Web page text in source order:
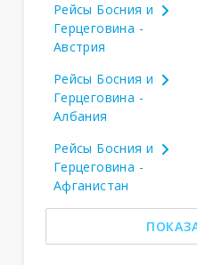
Рейсы Босния и
Герцеговина -
Австрия
Рейсы Босния и
Герцеговина -
Албания
Рейсы Босния и
Герцеговина -
Афганистан